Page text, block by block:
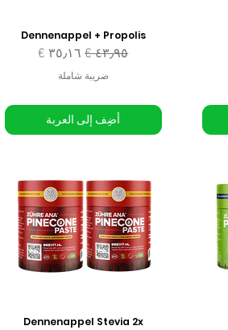
Dennenappel + Propolis
سعر عادي‏٤٣٫٩٥ € سعر البيع
ضريبة شاملة
أضِف إلى العربة
Dennenappel Stevia 2x